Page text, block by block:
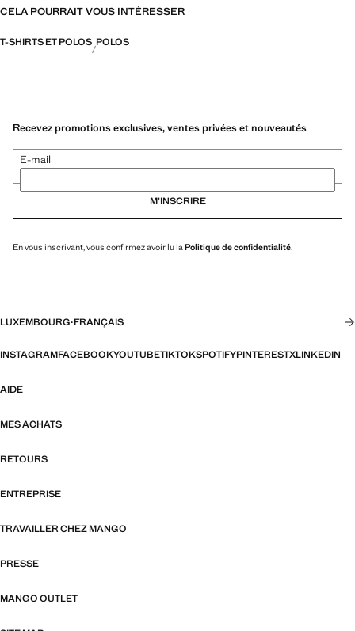
CELA POURRAIT VOUS INTÉRESSER
T-SHIRTS ET POLOS POLOS
Recevez promotions exclusives, ventes privées et nouveautés
E-mail
M’INSCRIRE
En vous inscrivant, vous confirmez avoir lu la Politique de confidentialité.
LUXEMBOURG·FRANÇAIS
INSTAGRAMFACEBOOKYOUTUBETIKTOKSPOTIFYPINTERESTXLINKEDIN
AIDE
MES ACHATS
RETOURS
ENTREPRISE
TRAVAILLER CHEZ MANGO
PRESSE
MANGO OUTLET